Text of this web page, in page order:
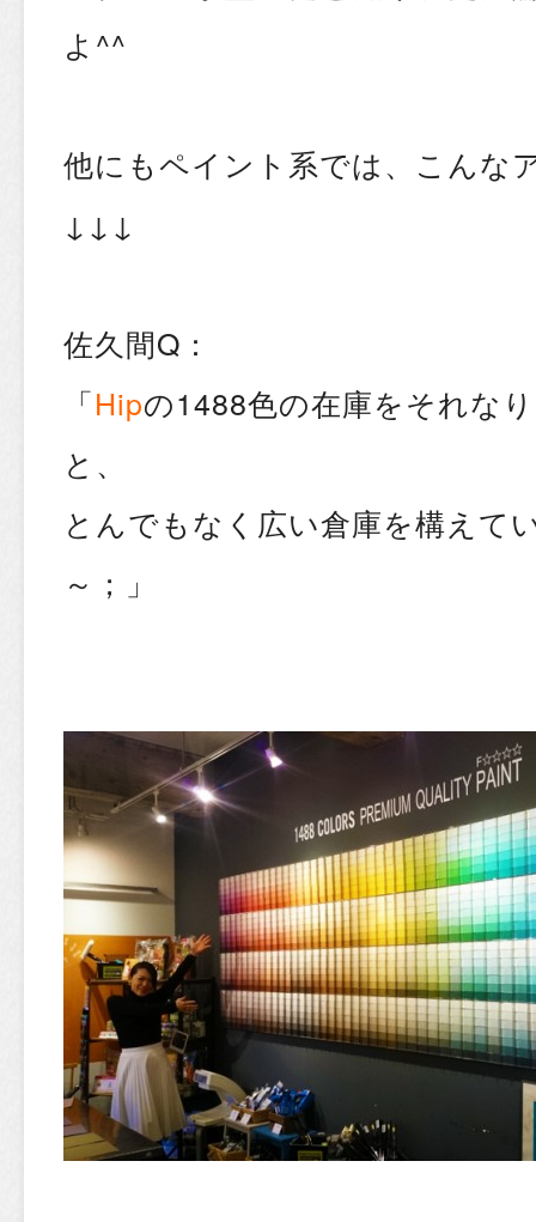
よ^^
他にもペイント系では、こんな
↓↓↓
佐久間Q：
「Hipの1488色の在庫をそれな
と、
とんでもなく広い倉庫を構えて
～；」